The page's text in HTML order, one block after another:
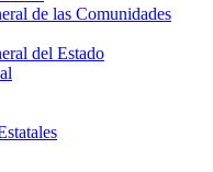
de las Comunidades
del Estado